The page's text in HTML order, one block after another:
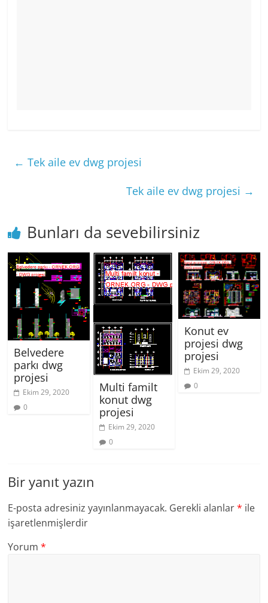
← Tek aile ev dwg projesi
Tek aile ev dwg projesi →
Bunları da sevebilirsiniz
Belvedere
parkı dwg
projesi
Ekim 29, 2020
0
Multi familt
konut dwg
projesi
Ekim 29, 2020
0
Konut ev
projesi dwg
projesi
Ekim 29, 2020
0
Bir yanıt yazın
E-posta adresiniz yayınlanmayacak. Gerekli alanlar* ile
işaretlenmişlerdir
Yorum*